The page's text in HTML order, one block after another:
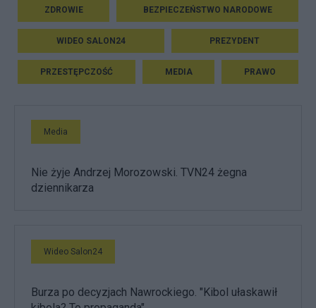
ZDROWIE BEZPIECZEŃSTWO NARODOWE
WIDEO SALON24 PREZYDENT
PRZESTĘPCZOŚĆ MEDIA PRAWO
Media
Nie żyje Andrzej Morozowski. TVN24 żegna
dziennikarza
Wideo Salon24
Burza po decyzjach Nawrockiego. "Kibol ułaskawił